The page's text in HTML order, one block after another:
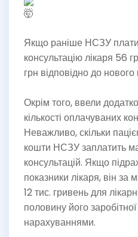
Якщо раніше НСЗУ
консультацію лікаря 56
грн відповідно до нового
Окрім того, ввели
кількості оплачуваних
Неважливо, скільки
кошти НСЗУ заплатить
консультацій. Якщо
показники лікаря, він за
12 тис. гривень для
половину його заробітної
нарахуваннями.